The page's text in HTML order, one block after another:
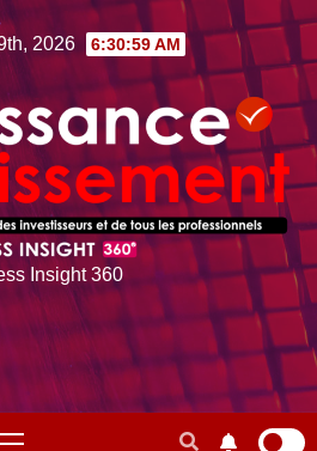
2026 6:30:59 AM
Insight 360